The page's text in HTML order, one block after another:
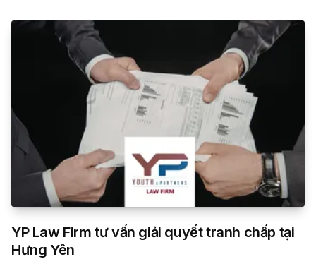
YP Law Firm tư vấn giải quyết tranh chấp tại
Hưng Yên